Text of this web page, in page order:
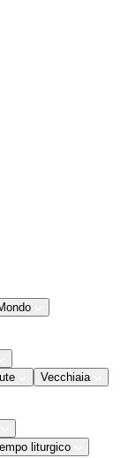
Vecchiaia
liturgico